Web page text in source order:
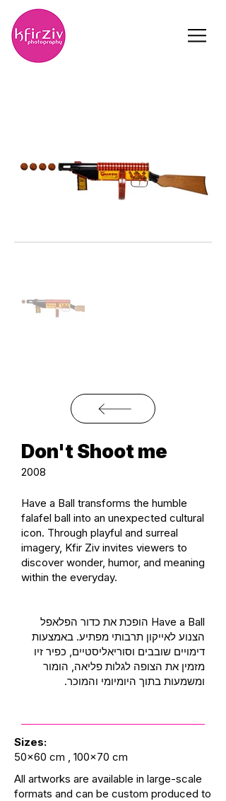
Don't Shoot me
2008
Have a Ball transforms the humble
falafel ball into an unexpected cultural
icon. Through playful and surreal
imagery, Kfir Ziv invites viewers to
discover wonder, humor, and meaning
within the everyday.
Have a Ball הופכת את כדור הפלאפל
הצנוע לאייקון תרבותי מפתיע. באמצעות
דימויים שובבים וסוריאליסטיים, כפיר זיו
מזמין את הצופה לגלות פליאה, הומור
ומשמעות בתוך היומיומי והמוכר.
Sizes:
50x60 cm , 100x70 cm
All artworks are available in large-scale
formats and can be custom produced to